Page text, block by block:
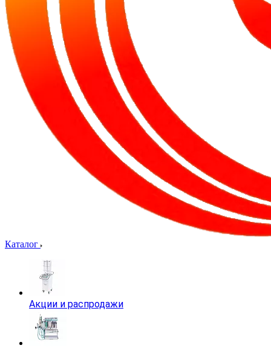
Каталог
Акции и распродажи